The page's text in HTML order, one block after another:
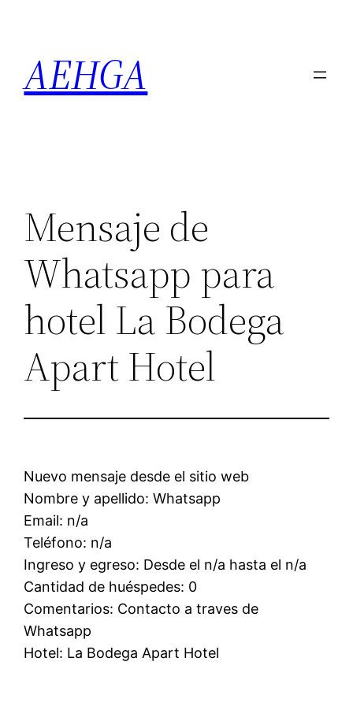
contenido
AEHGA
Mensaje de
Whatsapp para
hotel La Bodega
Apart Hotel
Nuevo mensaje desde el sitio web
Nombre y apellido: Whatsapp
Email: n/a
Teléfono: n/a
Ingreso y egreso: Desde el n/a hasta el n/a
Cantidad de huéspedes: 0
Comentarios: Contacto a traves de
Whatsapp
Hotel: La Bodega Apart Hotel